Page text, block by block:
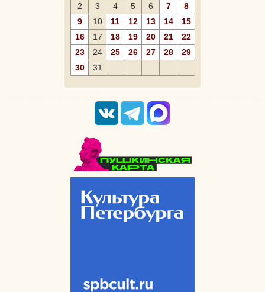
2
3 4 5 6 7
8
9
10 11 12 13 14
15
16
17 18 19 20 21
22
23
24 25 26 27 28
29
30
31